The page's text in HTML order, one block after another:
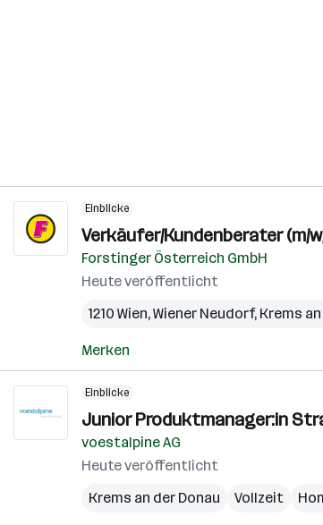
Einblicke
Verkäufer/Kundenberater (m/
Forstinger Österreich GmbH
Heute veröffentlicht
1210 Wien,Wiener Neudorf, Krems
Merken
Einblicke
Junior Produktmanager:in
voestalpine AG
Heute veröffentlicht
Krems an der Donau
Vollzeit